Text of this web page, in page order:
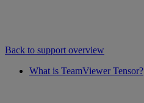
Back to support overview
What is TeamViewer Tensor?